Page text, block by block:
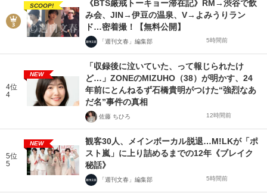
SCOOP!
《BTS厳戒トーキョー滞在記》RM→渋谷で飲
み会、JIN→伊豆の温泉、V→よみうりラン
ド…密着撮！【無料公開】
「週刊文春」編集部 5時間前
4位
4
NEW
「収録後に泣いていた、って報じられたけ
ど…」ZONEのMIZUHO（38）が明かす、24
年前にとんねるず石橋貴明がつけた“強烈なあ
だ名”事件の真相
佐藤 ちひろ 12時間前
5位
5
NEW
観客30人、メインボーカル脱退…M!LKが「ポ
スト嵐」に上り詰めるまでの12年《ブレイク
秘話》
「週刊文春」編集部 5時間前